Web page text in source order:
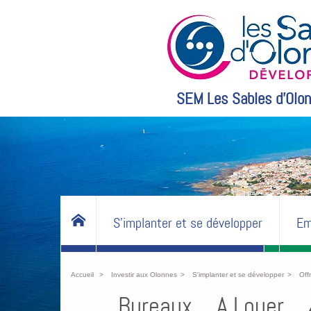
SEM Les Sables
S'implanter et se développer
Accueil Investir aux Olonnes S'implanter et se développer